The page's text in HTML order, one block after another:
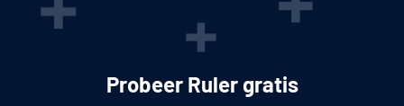
Probeer Ruler gratis